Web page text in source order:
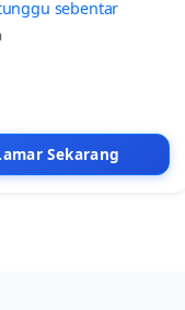
sebentar
Sekarang